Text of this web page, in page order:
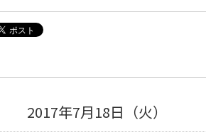
2017年7月18日（火）